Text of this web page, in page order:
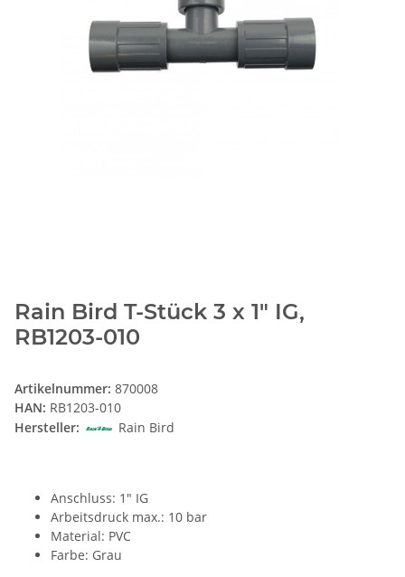
Rain Bird T-Stück 3 x 1" IG,
RB1203-010
Artikelnummer: 870008
HAN: RB1203-010
Hersteller:
Rain Bird
Anschluss: 1" IG
Arbeitsdruck max.: 10 bar
Material: PVC
Farbe: Grau